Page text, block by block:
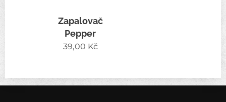
Zapalovač
Pepper
39,00 Kč